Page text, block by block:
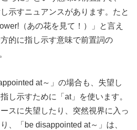
示すニュアンスがあります。たと
（あの花を見て！）」と言え
的に指し示す意味で前置詞の
at～」の場合も、失望し
し示すために「at」を使います。
スに失望したり、突然視界に入っ
、「be disappointed at～」は、